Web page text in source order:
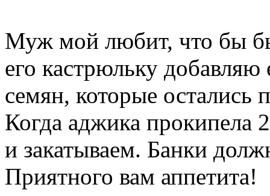
Муж мой любит, что бы
его кастрюльку
семян, которые остались
Когда аджика прокипела
и закатываем. Банки
Приятного вам аппетита!